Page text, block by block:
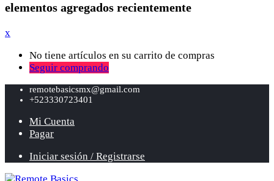
elementos agregados recientemente
x
No tiene artículos en su carrito de compras
Seguir comprando
remotebasicsmx@gmail.com
+523330723401
Mi Cuenta
Pagar
Iniciar sesión / Registrarse